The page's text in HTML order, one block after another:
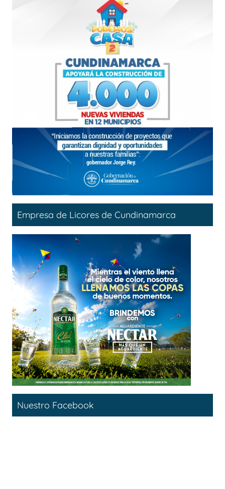
Empresa de Licores de Cundinamarca
Nuestro Facebook